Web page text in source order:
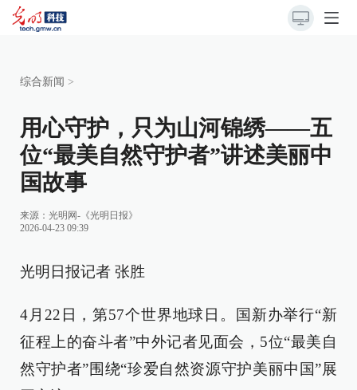
综合新闻 >
用心守护，只为山河锦绣——五
位“最美自然守护者”讲述美丽中
国故事
来源： 光明网-《光明日报》
2026-04-23 09:39
光明日报记者 张胜
4月22日，第57个世界地球日。国新办举行“新
征程上的奋斗者”中外记者见面会，5位“最美自
然守护者”围绕“珍爱自然资源守护美丽中国”展